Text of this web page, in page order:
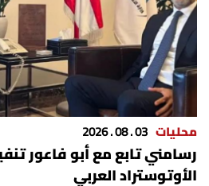
محليات 03 . 08 . 2026
رسامني تابع مع أبو فاعور
الأوتوستراد العربي